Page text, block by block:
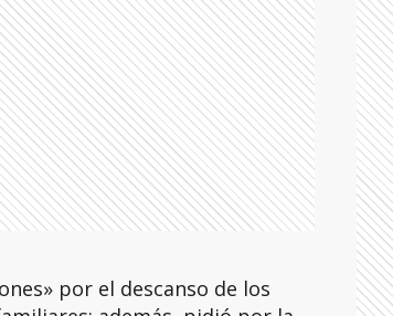
por el descanso de los